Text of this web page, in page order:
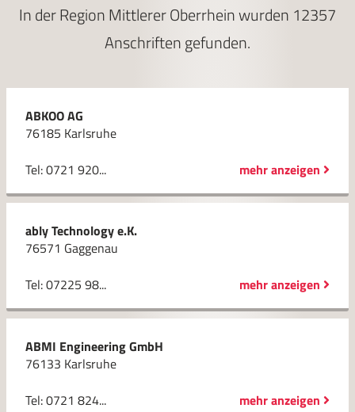
In der Region Mittlerer Oberrhein wurden 12357
Anschriften gefunden.
ABKOO AG
76185 Karlsruhe
Tel: 0721 920...
mehr anzeigen
ably Technology e.K.
76571 Gaggenau
Tel: 07225 98...
mehr anzeigen
ABMI Engineering GmbH
76133 Karlsruhe
Tel: 0721 824...
mehr anzeigen